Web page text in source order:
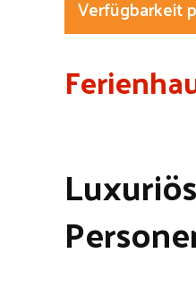
Verfügbarkeit